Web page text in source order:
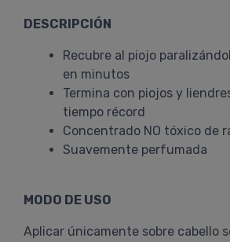
DESCRIPCIÓN
Recubre al piojo
en minutos
Termina con piojos y
tiempo récord
Concentrado NO tóxico de
Suavemente perfumada
MODO DE USO
Aplicar únicamente sobre cabello